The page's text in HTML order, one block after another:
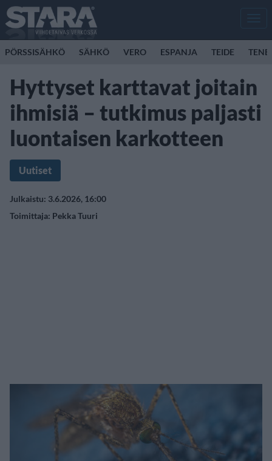
PÖRSSISÄHKÖ SÄHKÖ VERO ESPANJA TEIDE
Hyttyset karttavat joitain
ihmisiä – tutkimus paljasti
luontaisen karkotteen
Uutiset
Julkaistu: 3.6.2026, 16:00
Toimittaja: Pekka Tuuri